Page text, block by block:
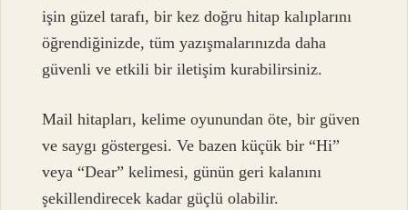
işin güzel tarafı, bir kez doğru hitap kalıplarını
öğrendiğinizde, tüm yazışmalarınızda daha
güvenli ve etkili bir iletişim kurabilirsiniz.
Mail hitapları, kelime oyunundan öte, bir güven
ve saygı göstergesi. Ve bazen küçük bir “Hi”
veya “Dear” kelimesi, günün geri kalanını
şekillendirecek kadar güçlü olabilir.